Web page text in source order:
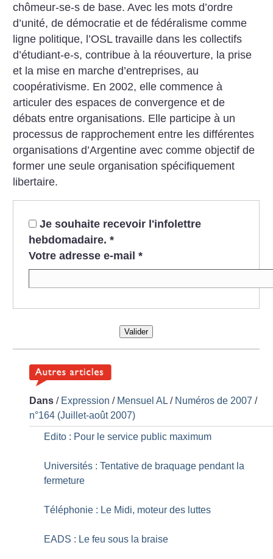
chômeur-se-s de base. Avec les mots d’ordre
d’unité, de démocratie et de fédéralisme comme
ligne politique, l’OSL travaille dans les collectifs
d’étudiant-e-s, contribue à la réouverture, la prise
et la mise en marche d’entreprises, au
coopérativisme. En 2002, elle commence à
articuler des espaces de convergence et de
débats entre organisations. Elle participe à un
processus de rapprochement entre les différentes
organisations d’Argentine avec comme objectif de
former une seule organisation spécifiquement
libertaire.
Je souhaite recevoir l'infolettre
hebdomadaire. *
Votre adresse e-mail *
Valider
Dans / Expression / Mensuel AL / Numéros de 2007 /
n°164 (Juillet-août 2007)
Edito : Pour le service public maximum
Universités : Tentative de braquage pendant la
fermeture
Téléphonie : Le Midi, moteur des luttes
EADS : Le feu sous la braise